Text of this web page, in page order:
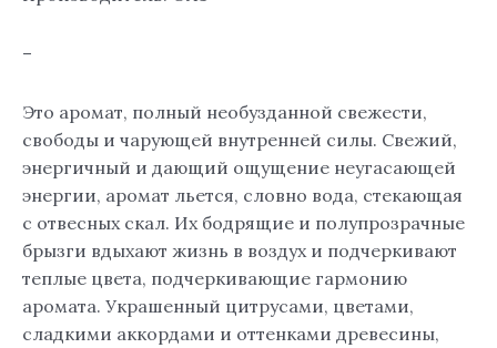
–
Это аромат, полный необузданной свежести,
свободы и чарующей внутренней силы. Свежий,
энергичный и дающий ощущение неугасающей
энергии, аромат льется, словно вода, стекающая
с отвесных скал. Их бодрящие и полупрозрачные
брызги вдыхают жизнь в воздух и подчеркивают
теплые цвета, подчеркивающие гармонию
аромата. Украшенный цитрусами, цветами,
сладкими аккордами и оттенками древесины,